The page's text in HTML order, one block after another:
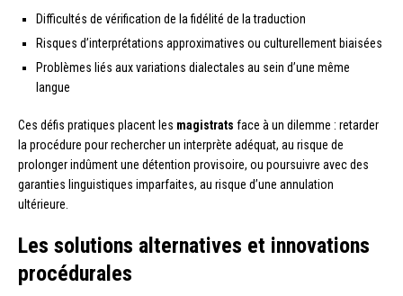
Difficultés de vérification de la fidélité de la traduction
Risques d’interprétations approximatives ou culturellement biaisées
Problèmes liés aux variations dialectales au sein d’une même
langue
Ces défis pratiques placent les magistrats face à un dilemme : retarder
la procédure pour rechercher un interprète adéquat, au risque de
prolonger indûment une détention provisoire, ou poursuivre avec des
garanties linguistiques imparfaites, au risque d’une annulation
ultérieure.
Les solutions alternatives et innovations
procédurales